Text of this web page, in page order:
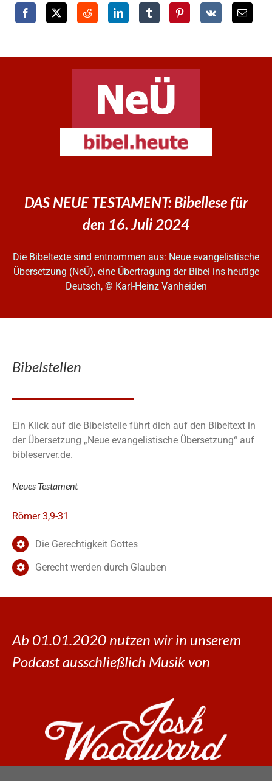
DAS NEUE TESTAMENT: Bibellese für
den 16. Juli 2024
Die Bibeltexte sind entnommen aus: Neue evangelistische
Übersetzung (NeÜ), eine Übertragung der Bibel ins heutige
Deutsch, © Karl-Heinz Vanheiden
Bibelstellen
Ein Klick auf die Bibelstelle führt dich auf den Bibeltext in
der Übersetzung „Neue evangelistische Übersetzung“ auf
bibleserver.de.
Neues Testament
Römer 3,9-31
Die Gerechtigkeit Gottes
Gerecht werden durch Glauben
Ab 01.01.2020 nutzen wir in unserem
Podcast ausschließlich Musik von